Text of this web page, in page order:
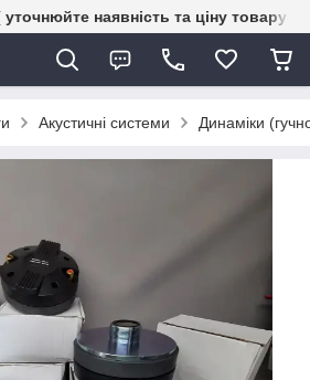
наявність та ціну товару
Акустичні системи Динаміки